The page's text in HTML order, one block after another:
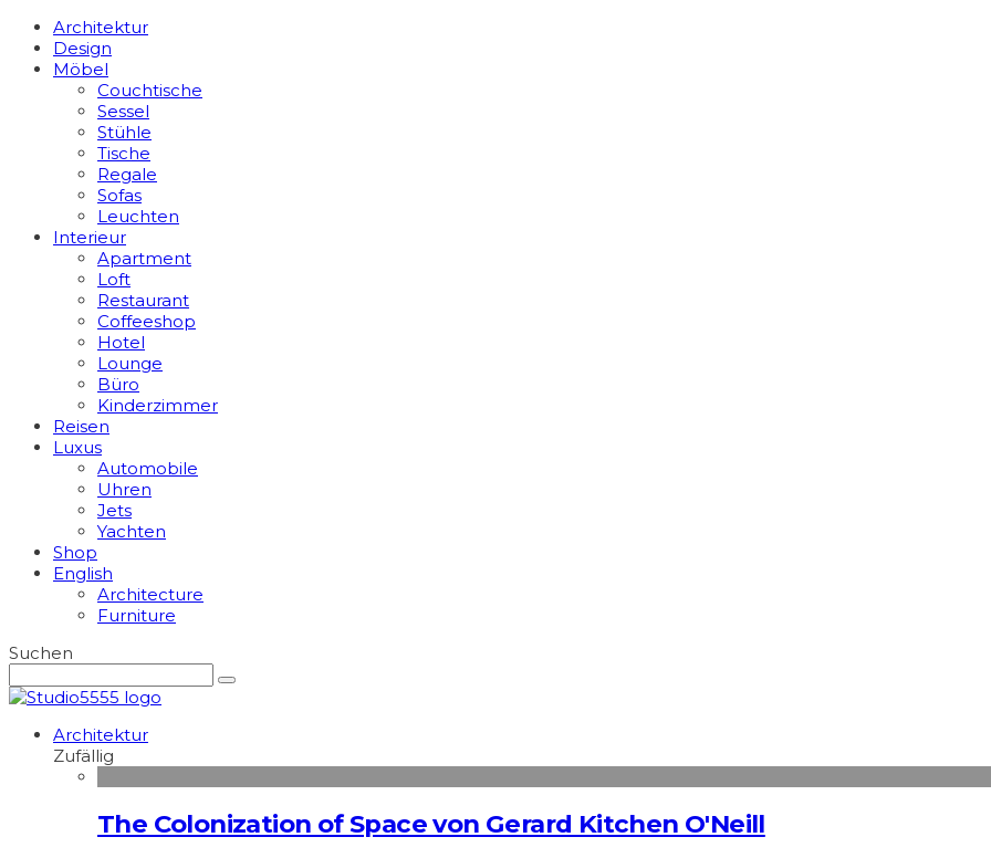
Architektur
Design
Möbel
Couchtische
Sessel
Stühle
Tische
Regale
Sofas
Leuchten
Interieur
Apart­ment
Loft
Restaurant
Coffeeshop
Hotel
Lounge
Büro
Kinderzimmer
Reisen
Luxus
Automobile
Uhren
Jets
Yachten
Shop
English
Architecture
Furniture
Suchen
Architektur
Zufällig
The Colonization of Space von Gerard Kitchen O'Neill